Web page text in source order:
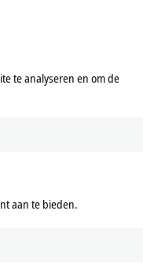
te analyseren en om de
aan te bieden.